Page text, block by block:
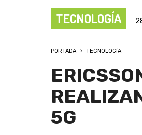
TECNOLOGÍA
PORTADA TECNOLOGÍA
5G